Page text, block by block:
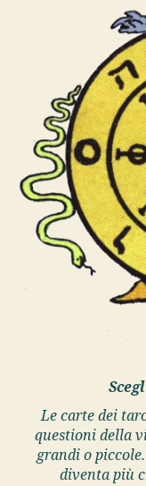
Le carte dei
questioni della
grandi o
diventa più